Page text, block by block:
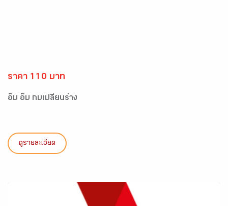
ราคา 110 บาท
อ๊บ อ๊บ กบเปลี่ยนร่าง
ดูรายละเอียด